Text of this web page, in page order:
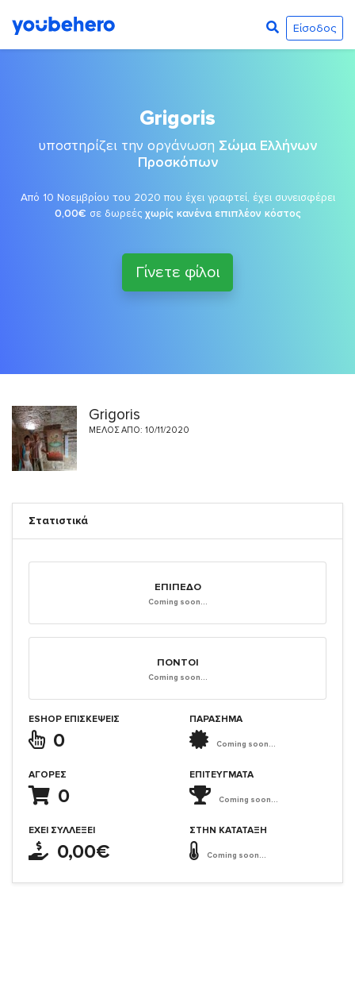
Είσοδος
Grigoris
υποστηρίζει την οργάνωση Σώμα Ελλήνων
Προσκόπων
Από 10 Νοεμβρίου του 2020 που έχει γραφτεί, έχει συνεισφέρει
0,00€ σε δωρεές χωρίς κανένα επιπλέον κόστος
Γίνετε φίλοι
Grigoris
ΜΈΛΟΣ ΑΠΌ: 10/11/2020
Στατιστικά
ΕΠΊΠΕΔΟ
Coming soon...
ΠΌΝΤΟΙ
Coming soon...
ESHOP ΕΠΙΣΚΈΨΕΙΣ
0
ΑΓΟΡΈΣ
0
ΈΧΕΙ ΣΥΛΛΈΞΕΙ
0,00€
ΠΑΡΑΣΗΜΑ
Coming soon...
ΕΠΙΤΕΎΓΜΑΤΑ
Coming soon...
ΣΤΗΝ ΚΑΤΆΤΑΞΗ
Coming soon...